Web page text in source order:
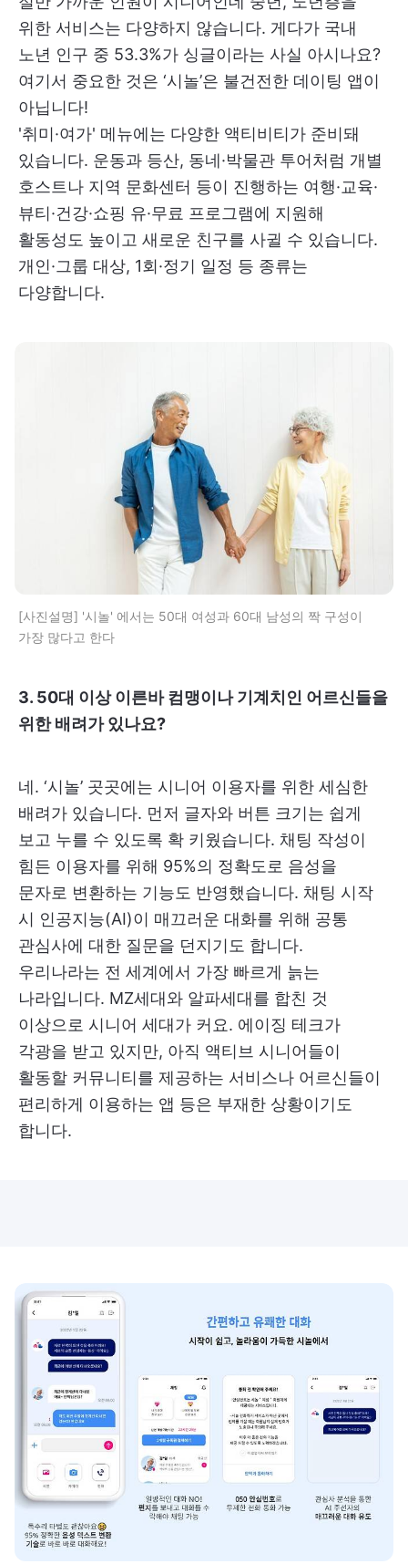
위한 서비스는 다양하지 않습니다. 게다가 국내
노년 인구 중 53.3%가 싱글이라는 사실 아시나요?
여기서 중요한 것은 ‘시놀’은 불건전한 데이팅 앱이
아닙니다!
'취미·여가' 메뉴에는 다양한 액티비티가 준비돼
있습니다. 운동과 등산, 동네·박물관 투어처럼 개별
호스트나 지역 문화센터 등이 진행하는 여행·교육·
뷰티·건강·쇼핑 유·무료 프로그램에 지원해
활동성도 높이고 새로운 친구를 사귈 수 있습니다.
개인·그룹 대상, 1회·정기 일정 등 종류는
다양합니다.
[사진설명] '시놀' 에서는 50대 여성과 60대 남성의 짝 구성이
가장 많다고 한다
3. 50대 이상 이른바 컴맹이나 기계치인 어르신들을
위한 배려가 있나요?
네. ‘시놀’ 곳곳에는 시니어 이용자를 위한 세심한
배려가 있습니다. 먼저 글자와 버튼 크기는 쉽게
보고 누를 수 있도록 확 키웠습니다. 채팅 작성이
힘든 이용자를 위해 95%의 정확도로 음성을
문자로 변환하는 기능도 반영했습니다. 채팅 시작
시 인공지능(AI)이 매끄러운 대화를 위해 공통
관심사에 대한 질문을 던지기도 합니다.
우리나라는 전 세계에서 가장 빠르게 늙는
나라입니다. MZ세대와 알파세대를 합친 것
이상으로 시니어 세대가 커요. 에이징 테크가
각광을 받고 있지만, 아직 액티브 시니어들이
활동할 커뮤니티를 제공하는 서비스나 어르신들이
편리하게 이용하는 앱 등은 부재한 상황이기도
합니다.